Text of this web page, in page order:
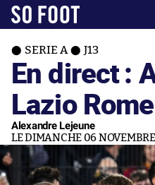
SERIE A J13
En direct :
Lazio Rome
Alexandre Lejeune
LE DIMANCHE 06